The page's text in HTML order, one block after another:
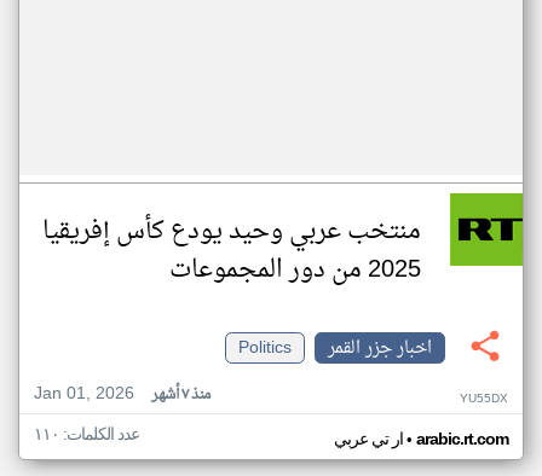
منتخب عربي وحيد يودع كأس إفريقيا
2025 من دور المجموعات
اخبار جزر القمر
Politics
Jan 01, 2026
منذ ٧ أشهر YU55DX
ار تي عربي• arabic.rt.com عدد الكلمات: ١١٠